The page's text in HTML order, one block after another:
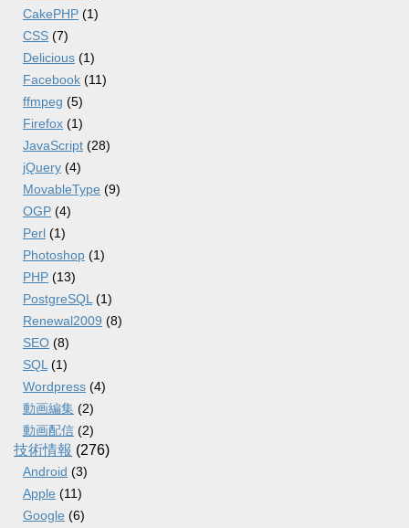
CakePHP (1)
CSS (7)
Delicious (1)
Facebook (11)
ffmpeg (5)
Firefox (1)
JavaScript (28)
jQuery (4)
MovableType (9)
OGP (4)
Perl (1)
Photoshop (1)
PHP (13)
PostgreSQL (1)
Renewal2009 (8)
SEO (8)
SQL (1)
Wordpress (4)
動画編集 (2)
動画配信 (2)
技術情報 (276)
Android (3)
Apple (11)
Google (6)